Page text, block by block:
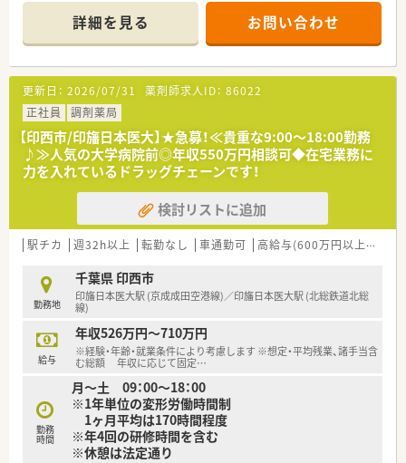
■近隣の内科、循環器科、皮膚科、小児科から広範囲に処方箋を
応需しており、1日あたりの枚数は90枚から100枚ほどです。
■現在は常勤薬剤師3名と非常勤薬剤師3名の体制で運営されて
おり、余裕を持った人員配置によって質の高い業務を支えていま
す。
【想定されるモデル年収】
■30代前半で経験を積んでいる方の場合は年収520万円程度が
見込まれ、ここに別途支給される残業代が加算される形となりま
す。
■調剤経験が1年から2年程度の若手の方であれば、年収462万円
からスタートし、段階的に昇給を目指していくことが想定されま
■入社時の年収設定は480万円から550万円の範囲内で決定され
ますが、将来的な役職への登用によりさらなる年収増が可能で
【こんな取り組みをしています】
■LTD制度という独自の休業補償制度を導入しており、万が一の
病気や怪我で長期間働けなくなった際の所得を会社が保証しま
す。
■認定薬剤師の取得を支援するためのeラーニング導入や、新薬
セミナー、薬歴セミナーなど、多彩な教育プログラムを実施して
います。
■大手グループならではの合同勉強会が定期的に開催されてお
り、最新の医療情報や他店舗の成功事例を共有する機会が豊富に
あります。
詳細を見る お問い合わせ
更新日： 2026/07/31 薬剤師求人ID： 86022
正社員
調剤薬局
【印西市/印旛日本医大】★急募！≪貴重な9:00～18:00勤務
♪≫人気の大学病院前◎年収550万円相談可◆在宅業務に
力を入れているドラッグチェーンです！
検討リストに追加
駅チカ 週32h以上 転勤なし 車通勤可 高給与(600万円以上)
勤務地
千葉県 印西市
印旛日本医大駅 (京成成田空港線)／印旛日本医大駅 (北総鉄道北総
線)
給与
年収526万円～710万円
※経験・年齢・就業条件により考慮します ※想定・平均残業、諸手当含
む総額 年収に応じて固定…
勤務
時間
月～土 09：00～18：00
※1年単位の変形労働時間制
1ヶ月平均は170時間程度
※年4回の研修時間を含む
※休憩は法定通り